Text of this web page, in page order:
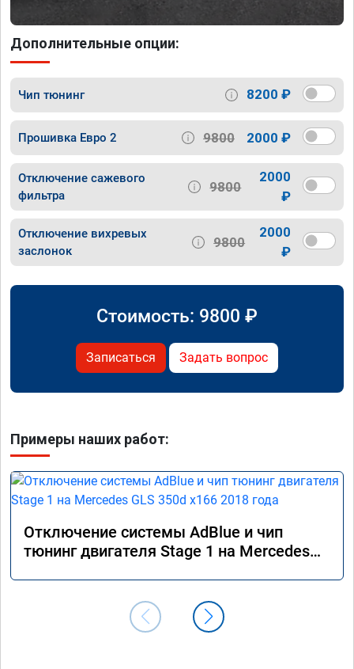
Дополнительные опции:
Чип тюнинг 8200 ₽
Прошивка Евро 2 9800 2000 ₽
Отключение сажевого
фильтра
9800
2000
₽
Отключение вихревых
заслонок
9800
2000
₽
Стоимость: 9800 ₽
Записаться Задать вопрос
Примеры наших работ:
Отключение системы AdBlue и чип
тюнинг двигателя Stage 1 на Mercedes